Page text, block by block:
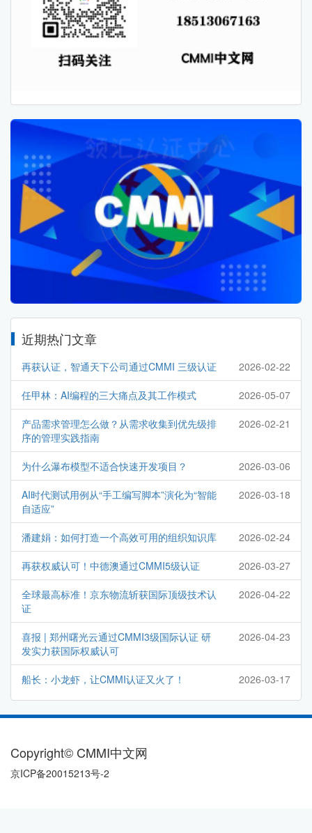
近期热门文章
再获认证，智通天下公司通过CMMI 三级认证 2026-02-22
任甲林：AI编程的三大痛点及其工作模式 2026-05-07
产品需求管理怎么做？从需求收集到优先级排
序的管理实践指南
2026-02-21
为什么瀑布模型不适合快速开发项目？ 2026-03-06
AI时代测试用例从“手工编写脚本”演化为“智能
自适应”
2026-03-18
潘建娟：如何打造一个高效可用的组织知识库 2026-02-24
再获权威认可！中德澳通过CMMI5级认证 2026-03-27
全球最高标准！京东物流斩获国际顶级技术认
证
2026-04-22
喜报 | 郑州曙光云通过CMMI3级国际认证 研
发实力获国际权威认可
2026-04-23
船长：小龙虾，让CMMI认证又火了！ 2026-03-17
Copyright© CMMI中文网
京ICP备20015213号-2